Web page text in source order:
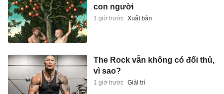
con người
1 giờ trước Xuất bản
The Rock vẫn không có đối thủ,
vì sao?
1 giờ trước Giải trí